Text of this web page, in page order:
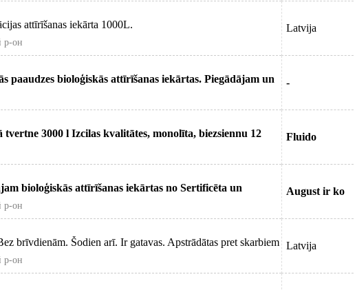
attīrīšanas iekārta 1000L.
р-он
Latvija
paaudzes bioloģiskās attīrīšanas iekārtas. Piegādājam un
Izbūve
-
tvertne 3000 l Izcilas kvalitātes, monolīta, biezsiennu 12
izt
Fluido
bioloģiskās attīrīšanas iekārtas no Sertificēta un
ražotāja "A
р-он
August ir ko
brīvdienām. Šodien arī. Ir gatavas. Apstrādātas pret skarbiem
р-он
Latvija